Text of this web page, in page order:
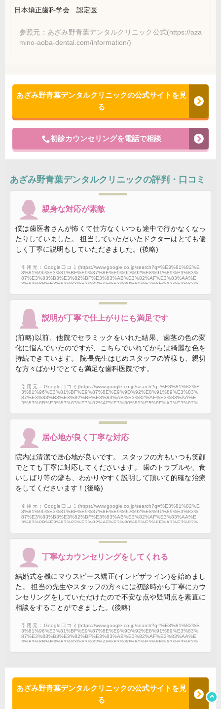
日本矯正歯科学会 認定医
参照元：あざみ野青葉デンタルクリニック公式(https://aza
mino-aoba-dental.com/information/)
あざみ野青葉デンタルクリニックの公式サイトを見
る
初診カウンセリングを電話で相談
あざみ野青葉デンタルクリニックの評判・口コミ
親身な対応が素敵
僕は歯医者さんが怖くて仕方なくいつも途中で行かなくなっ
たりしていました。 担当していただいたドクターはとても優
しく丁寧に説明もしていただきました。(後略)
引用元：Google口コミ(https://www.google.co.jp/search?q=%E3%81%82%E
3%81%96%E3%81%BF%E9%87%8E%E9%9D%92%E8%91%89%E3%83%
87%E3%83%B3%E3%82%BF%E3%83%AB%E3%82%AF%E3%83%AA%E
3%83%8B%E3%83%83%E3%82%AF%E3%80%80%E5%8F%A3%E3%82%
13599253&source=hp&ei=_07eY5KWDZb6wQPYj5qgCQ&iflsig=AK50M_UAA
AAAY95dD3UWHqJLLDnByJMu6rXLvk2jgYJo&ved=0ahUKEwjSkZfH7vv8AhU
WfXAKHdiHBpQQ4dUDCAo&uact=5&oq=%E3%81%82%E3%81%96%E3%8
1%BF%E9%87%8E%E9%9D%92%E8%91%89%E3%83%87%E3%83%B3%
E3%82%BF%E3%83%AB%E3%82%AF%E3%83%AA%E3%83%8B%E3%8
3%83%E3%82%AF%E3%80%80%E5%8F%A3%E3%82%B3%E3%83%9F&
gs_lcp=Cgdnd3Mtd2l6EAMyBQgAEIAEMgIIJjoECCMQJzoHCAAQHhDxBDoJC
AHgAgAGDA4gBrBCSAQcwLjkuMS4xmAEAoAECoAEB&sclient=gws-wiz#lrd=
0x6018f7726414e209:0x6bc57cda6679a916,1,,,,)
説明が丁寧で仕上がりにも満足です
(前略)以前、他院でセラミックをいれた結果、歯茎の色の変
化に悩んでいたのですが、こちらでいれてからは綺麗な色を
持続できています。 院長先生はじめスタッフの皆様も、親切
な方々ばかりでとても満足な歯科医院です。
引用元：Google口コミ(https://www.google.co.jp/search?q=%E3%81%82%E
3%81%96%E3%81%BF%E9%87%8E%E9%9D%92%E8%91%89%E3%83%
87%E3%83%B3%E3%82%BF%E3%83%AB%E3%82%AF%E3%83%AA%E
3%83%8B%E3%83%83%E3%82%AF%E3%80%80%E5%8F%A3%E3%82%
13599253&source=hp&ei=_07eY5KWDZb6wQPYj5qgCQ&iflsig=AK50M_UAA
AAAY95dD3UWHqJLLDnByJMu6rXLvk2jgYJo&ved=0ahUKEwjSkZfH7vv8AhU
WfXAKHdiHBpQQ4dUDCAo&uact=5&oq=%E3%81%82%E3%81%96%E3%8
1%BF%E9%87%8E%E9%9D%92%E8%91%89%E3%83%87%E3%83%B3%
E3%82%BF%E3%83%AB%E3%82%AF%E3%83%AA%E3%83%8B%E3%8
3%83%E3%82%AF%E3%80%80%E5%8F%A3%E3%82%B3%E3%83%9F&
gs_lcp=Cgdnd3Mtd2l6EAMyBQgAEIAEMgIIJjoECCMQJzoHCAAQHhDxBDoJC
AHgAgAGDA4gBrBCSAQcwLjkuMS4xmAEAoAECoAEB&sclient=gws-wiz#lrd=
0x6018f7726414e209:0x6bc57cda6679a916,1,,,,)
居心地が良く丁寧な対応
院内は清潔で居心地が良いです。 スタッフの方もいつも笑顔
でとても丁寧に対応してくださいます。 歯のトラブルや、食
いしばり等の癖も、わかりやすく説明して頂いて的確な治療
をしてくださいます！(後略)
引用元：Google口コミ(https://www.google.co.jp/search?q=%E3%81%82%E
3%81%96%E3%81%BF%E9%87%8E%E9%9D%92%E8%91%89%E3%83%
87%E3%83%B3%E3%82%BF%E3%83%AB%E3%82%AF%E3%83%AA%E
3%83%8B%E3%83%83%E3%82%AF%E3%80%80%E5%8F%A3%E3%82%
13599253&source=hp&ei=_07eY5KWDZb6wQPYj5qgCQ&iflsig=AK50M_UAA
AAAY95dD3UWHqJLLDnByJMu6rXLvk2jgYJo&ved=0ahUKEwjSkZfH7vv8AhU
WfXAKHdiHBpQQ4dUDCAo&uact=5&oq=%E3%81%82%E3%81%96%E3%8
1%BF%E9%87%8E%E9%9D%92%E8%91%89%E3%83%87%E3%83%B3%
E3%82%BF%E3%83%AB%E3%82%AF%E3%83%AA%E3%83%8B%E3%8
3%83%E3%82%AF%E3%80%80%E5%8F%A3%E3%82%B3%E3%83%9F&
gs_lcp=Cgdnd3Mtd2l6EAMyBQgAEIAEMgIIJjoECCMQJzoHCAAQHhDxBDoJC
AHgAgAGDA4gBrBCSAQcwLjkuMS4xmAEAoAECoAEB&sclient=gws-wiz#lrd=
0x6018f7726414e209:0x6bc57cda6679a916,1,,,,)
丁寧なカウンセリングをしてくれる
結婚式を機にマウスピース矯正(インビザライン)を始めまし
た。 担当の先生やスタッフの方々には初診時から丁寧にカウ
ンセリングをしていただけたので不安な点や疑問点を素直に
相談をすることができました。(後略)
引用元：Google口コミ(https://www.google.co.jp/search?q=%E3%81%82%E
3%81%96%E3%81%BF%E9%87%8E%E9%9D%92%E8%91%89%E3%83%
87%E3%83%B3%E3%82%BF%E3%83%AB%E3%82%AF%E3%83%AA%E
3%83%8B%E3%83%83%E3%82%AF%E3%80%80%E5%8F%A3%E3%82%
13599253&source=hp&ei=_07eY5KWDZb6wQPYj5qgCQ&iflsig=AK50M_UAA
gs_lcp=Cgdnd3Mtd2l6EAMyBQgAEIAEMgIIJjoECCMQJzoHCAAQHhDxBDoJC
AAQHhAPEPEEOgcIABAEEIAEOgsIABAEEB4QDxDxBFAAWOIWYLsZaABw
AHgAgAGDA4gBrBCSAQcwLjkuMS4xmAEAoAECoAEB&sclient=gws-wiz#lrd=
0x6018f7726414e209:0x6bc57cda6679a916,1,,,,)
あざみ野青葉デンタルクリニックの公式サイトを見
る